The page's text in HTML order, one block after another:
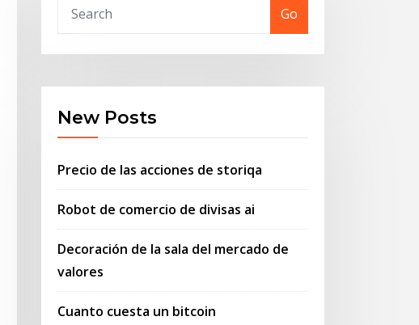
Go
New Posts
Precio de las acciones de storiqa
Robot de comercio de divisas ai
Decoración de la sala del mercado de
valores
Cuanto cuesta un bitcoin